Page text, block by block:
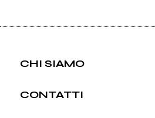
CHI SIAMO
CONTATTI